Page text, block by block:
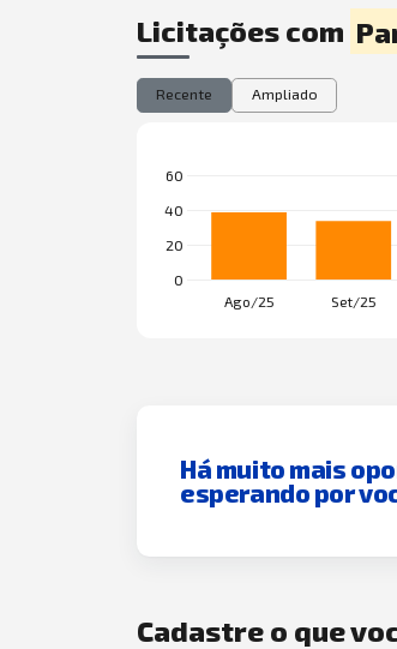
Licitações com
Recente Ampliado
Há muito mais
esperando por
Cadastre o que